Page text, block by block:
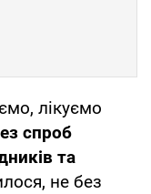
лікуємо
спроб
та
не без